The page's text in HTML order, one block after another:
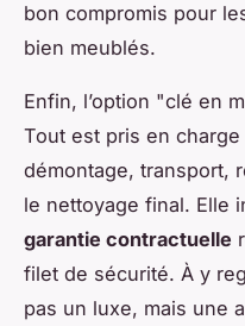
bon compromis pour
bien meublés.
Enfin, l’option "clé en
Tout est pris en
démontage, transport,
le nettoyage final. Elle
garantie contractuelle
filet de sécurité. À y
pas un luxe, mais une